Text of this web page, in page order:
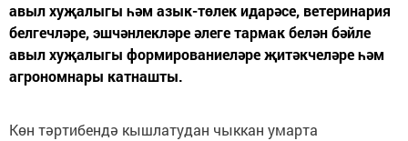
авыл хуҗалыгы һәм азык-төлек идарәсе, ветеринария
белгечләре, эшчәнлекләре әлеге тармак белән бәйле
авыл хуҗалыгы формированиеләре җитәкчеләре һәм
агрономнары катнашты.
Көн тәртибендә кышлатудан чыккан умарта